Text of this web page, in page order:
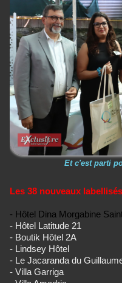
Et c'est parti
Les 38 nouveaux labellisés
- Hôtel Dina Morgabine
- Hôtel Latitude 21
- Boutik Hôtel 2A
- Lindsey Hôtel
- Le Jacaranda du
- Villa Garriga